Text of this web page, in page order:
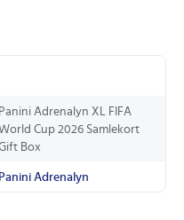
Panini Adrenalyn XL FIFA
World Cup 2026 Samlekort
Box
Panini Adrenalyn